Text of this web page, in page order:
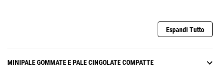
Espandi Tutto
MINIPALE GOMMATE E PALE CINGOLATE COMPATTE